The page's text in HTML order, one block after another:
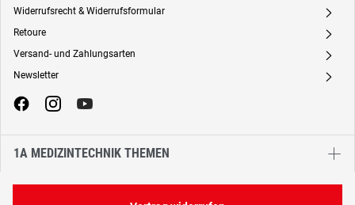
Widerrufsrecht & Widerrufsformular A
Retoure A
Versand- und Zahlungsarten A
Newsletter A
1A MEDIZINTECHNIK THEMEN